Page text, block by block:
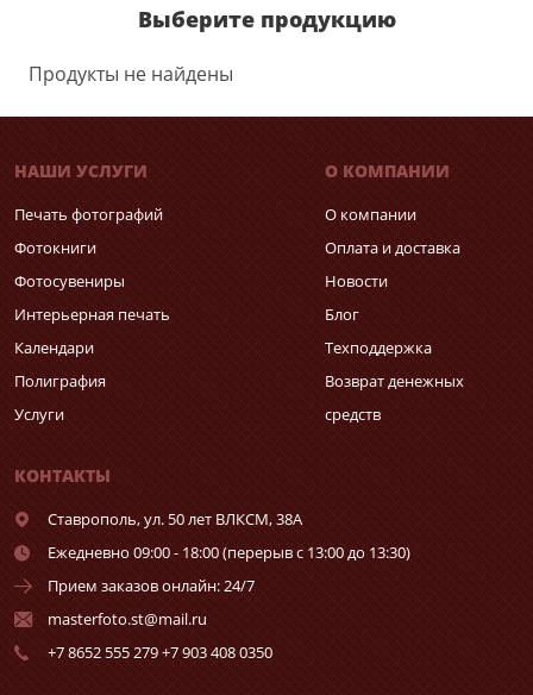
Выберите продукцию
Продукты не найдены
НАШИ УСЛУГИ
Печать фотографий
Фотокниги
Фотосувениры
Интерьерная печать
Календари
Полиграфия
Услуги
О КОМПАНИИ
О компании
Оплата и доставка
Новости
Блог
Техподдержка
Возврат денежных
средств
КОНТАКТЫ
Ставрополь,ул. 50 лет ВЛКСМ, 38А
Ежедневно 09:00 - 18:00 (перерыв с 13:00 до 13:30)
Прием заказов онлайн: 24/7
masterfoto.st@mail.ru
+7 8652 555 279 +7 903 408 0350